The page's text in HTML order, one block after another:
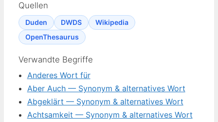
Quellen
Duden DWDS
Wikipedia
OpenThesaurus
Verwandte Begriffe
Anderes Wort für
Aber Auch — Synonym & alternatives Wort
Abgeklärt — Synonym & alternatives Wort
Achtsamkeit — Synonym & alternatives Wort